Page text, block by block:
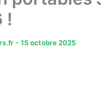
!
-15 octobre 2025